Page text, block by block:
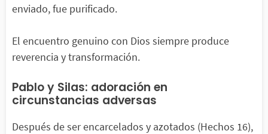
enviado, fue purificado.
El encuentro genuino con Dios siempre produce
reverencia y transformación.
Pablo y Silas: adoración en
circunstancias adversas
Después de ser encarcelados y azotados (Hechos 16),